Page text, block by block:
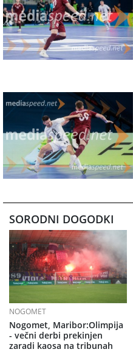
SORODNI DOGODKI
NOGOMET
Nogomet, Maribor:Olimpija
- večni derbi prekinjen
zaradi kaosa na tribunah